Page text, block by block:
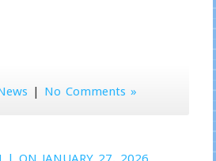
| No Comments »
| ON JANUARY 27, 2026